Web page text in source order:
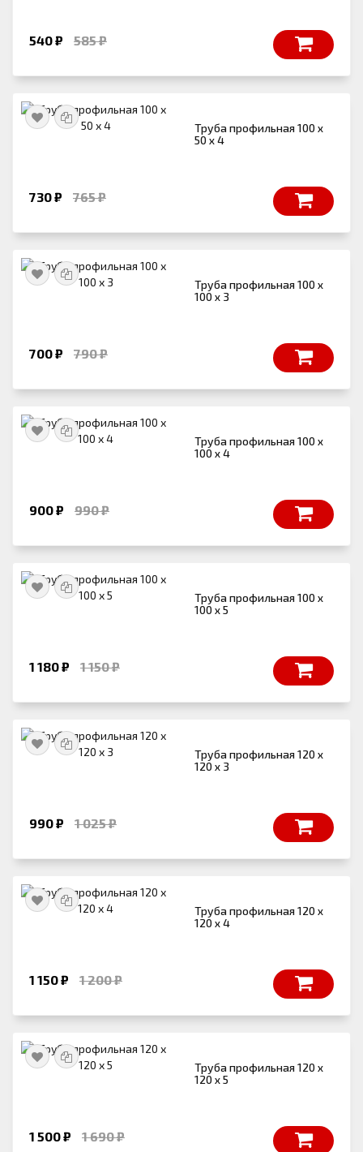
540 ₽ 585 ₽
Труба профильная 100 х
50 х 4
730 ₽ 765 ₽
Труба профильная 100 х
100 х 3
700 ₽ 790 ₽
Труба профильная 100 х
100 х 4
900 ₽ 990 ₽
Труба профильная 100 х
100 х 5
1 180 ₽ 1 150 ₽
Труба профильная 120 х
120 х 3
990 ₽ 1 025 ₽
Труба профильная 120 х
120 х 4
1 150 ₽ 1 200 ₽
Труба профильная 120 х
120 х 5
1 500 ₽ 1 690 ₽